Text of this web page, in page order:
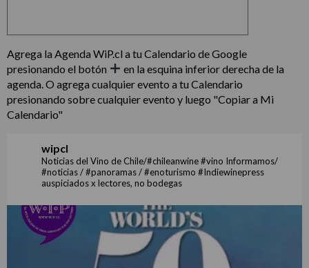
Agrega la Agenda WiP.cl a tu Calendario de Google
presionando el botón
en la esquina inferior derecha de la
agenda. O agrega cualquier evento a tu Calendario
presionando sobre cualquier evento y luego "Copiar a Mi
Calendario"
wipcl
Noticias del Vino de Chile/#chileanwine #vino Informamos/
#noticias / #panoramas / #enoturismo #Indiewinepress
auspiciados x lectores, no bodegas